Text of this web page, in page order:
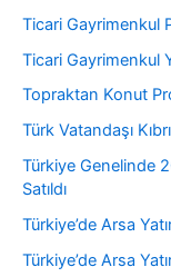
Ticari Gayrimenkul
Ticari Gayrimenkul
Topraktan Konut
Türk Vatandaşı
Türkiye Genelinde
Satıldı
Türkiye’de Arsa
Türkiye’de Arsa